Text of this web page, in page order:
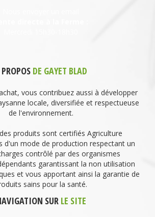
DE GAYET BLAD
vous contribuez aussi à développer
locale, diversifiée et respectueuse
de l'environnement.
produits sont certifiés Agriculture
d'un mode de production respectant un
contrôlé par des organismes
garantissant la non utilisation
et vous apportant ainsi la garantie de
sains pour la santé.
SUR LE SITE